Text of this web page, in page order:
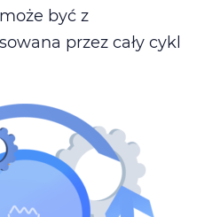
może być z
przez cały cykl